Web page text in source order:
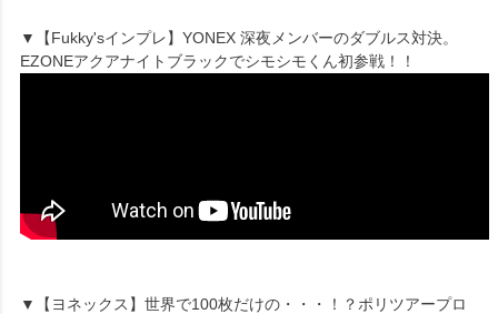
▼【Fukky'sインプレ】YONEX 深夜メンバーのダブルス対決。
EZONEアクアナイトブラックでシモシモくん初参戦！！
▼【ヨネックス】世界で100枚だけの・・・！？ポリツアープロ